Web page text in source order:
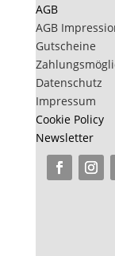
AGB
AGB
Gutscheine
Datenschutz
Impressum
Cookie Policy
Newsletter